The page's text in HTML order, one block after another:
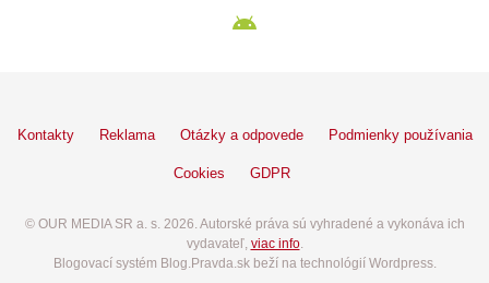
Kontakty Reklama Otázky a odpovede Podmienky používania
Cookies GDPR
© OUR MEDIA SR a. s. 2026. Autorské práva sú vyhradené a vykonáva ich
vydavateľ, viac info.
Blogovací systém Blog.Pravda.sk beží na technológií Wordpress.